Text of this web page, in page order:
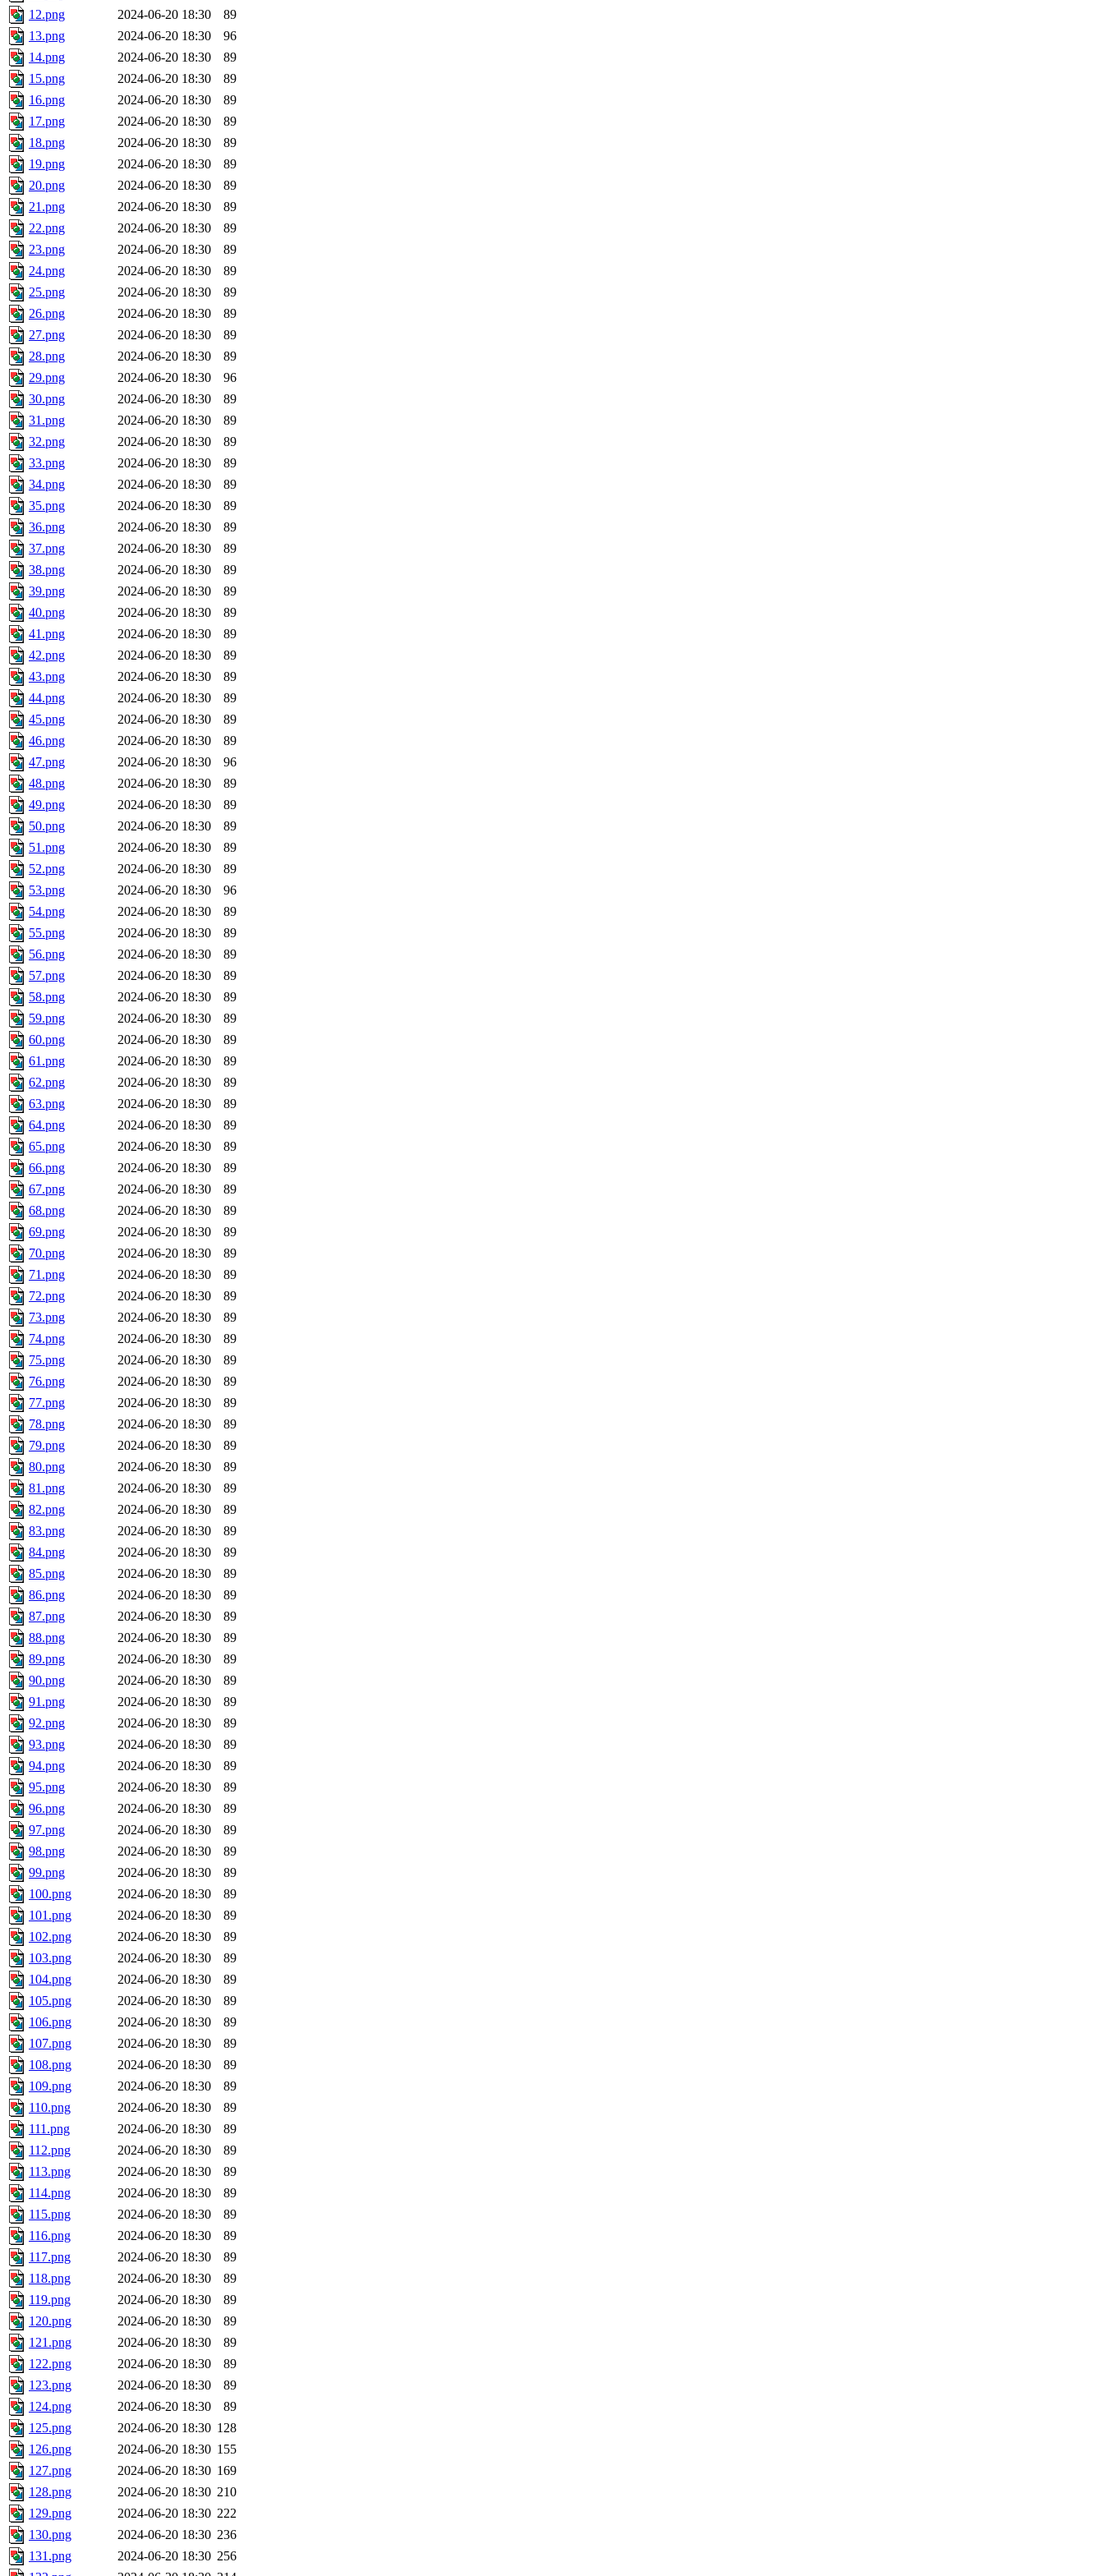
12.png
2024-06-20 18:30
89
13.png
2024-06-20 18:30
96
14.png
2024-06-20 18:30
89
15.png
2024-06-20 18:30
89
16.png
2024-06-20 18:30
89
17.png
2024-06-20 18:30
89
18.png
2024-06-20 18:30
89
19.png
2024-06-20 18:30
89
20.png
2024-06-20 18:30
89
21.png
2024-06-20 18:30
89
22.png
2024-06-20 18:30
89
23.png
2024-06-20 18:30
89
24.png
2024-06-20 18:30
89
25.png
2024-06-20 18:30
89
26.png
2024-06-20 18:30
89
27.png
2024-06-20 18:30
89
28.png
2024-06-20 18:30
89
29.png
2024-06-20 18:30
96
30.png
2024-06-20 18:30
89
31.png
2024-06-20 18:30
89
32.png
2024-06-20 18:30
89
33.png
2024-06-20 18:30
89
34.png
2024-06-20 18:30
89
35.png
2024-06-20 18:30
89
36.png
2024-06-20 18:30
89
37.png
2024-06-20 18:30
89
38.png
2024-06-20 18:30
89
39.png
2024-06-20 18:30
89
40.png
2024-06-20 18:30
89
41.png
2024-06-20 18:30
89
42.png
2024-06-20 18:30
89
43.png
2024-06-20 18:30
89
44.png
2024-06-20 18:30
89
45.png
2024-06-20 18:30
89
46.png
2024-06-20 18:30
89
47.png
2024-06-20 18:30
96
48.png
2024-06-20 18:30
89
49.png
2024-06-20 18:30
89
50.png
2024-06-20 18:30
89
51.png
2024-06-20 18:30
89
52.png
2024-06-20 18:30
89
53.png
2024-06-20 18:30
96
54.png
2024-06-20 18:30
89
55.png
2024-06-20 18:30
89
56.png
2024-06-20 18:30
89
57.png
2024-06-20 18:30
89
58.png
2024-06-20 18:30
89
59.png
2024-06-20 18:30
89
60.png
2024-06-20 18:30
89
61.png
2024-06-20 18:30
89
62.png
2024-06-20 18:30
89
63.png
2024-06-20 18:30
89
64.png
2024-06-20 18:30
89
65.png
2024-06-20 18:30
89
66.png
2024-06-20 18:30
89
67.png
2024-06-20 18:30
89
68.png
2024-06-20 18:30
89
69.png
2024-06-20 18:30
89
70.png
2024-06-20 18:30
89
71.png
2024-06-20 18:30
89
72.png
2024-06-20 18:30
89
73.png
2024-06-20 18:30
89
74.png
2024-06-20 18:30
89
75.png
2024-06-20 18:30
89
76.png
2024-06-20 18:30
89
77.png
2024-06-20 18:30
89
78.png
2024-06-20 18:30
89
79.png
2024-06-20 18:30
89
80.png
2024-06-20 18:30
89
81.png
2024-06-20 18:30
89
82.png
2024-06-20 18:30
89
83.png
2024-06-20 18:30
89
84.png
2024-06-20 18:30
89
85.png
2024-06-20 18:30
89
86.png
2024-06-20 18:30
89
87.png
2024-06-20 18:30
89
88.png
2024-06-20 18:30
89
89.png
2024-06-20 18:30
89
90.png
2024-06-20 18:30
89
91.png
2024-06-20 18:30
89
92.png
2024-06-20 18:30
89
93.png
2024-06-20 18:30
89
94.png
2024-06-20 18:30
89
95.png
2024-06-20 18:30
89
96.png
2024-06-20 18:30
89
97.png
2024-06-20 18:30
89
98.png
2024-06-20 18:30
89
99.png
2024-06-20 18:30
89
100.png
2024-06-20 18:30
89
101.png
2024-06-20 18:30
89
102.png
2024-06-20 18:30
89
103.png
2024-06-20 18:30
89
104.png
2024-06-20 18:30
89
105.png
2024-06-20 18:30
89
106.png
2024-06-20 18:30
89
107.png
2024-06-20 18:30
89
108.png
2024-06-20 18:30
89
109.png
2024-06-20 18:30
89
110.png
2024-06-20 18:30
89
111.png
2024-06-20 18:30
89
112.png
2024-06-20 18:30
89
113.png
2024-06-20 18:30
89
114.png
2024-06-20 18:30
89
115.png
2024-06-20 18:30
89
116.png
2024-06-20 18:30
89
117.png
2024-06-20 18:30
89
118.png
2024-06-20 18:30
89
119.png
2024-06-20 18:30
89
120.png
2024-06-20 18:30
89
121.png
2024-06-20 18:30
89
122.png
2024-06-20 18:30
89
123.png
2024-06-20 18:30
89
124.png
2024-06-20 18:30
89
125.png
2024-06-20 18:30 128
126.png
2024-06-20 18:30 155
127.png
2024-06-20 18:30 169
128.png
2024-06-20 18:30 210
129.png
2024-06-20 18:30 222
130.png
2024-06-20 18:30 236
131.png
2024-06-20 18:30 256